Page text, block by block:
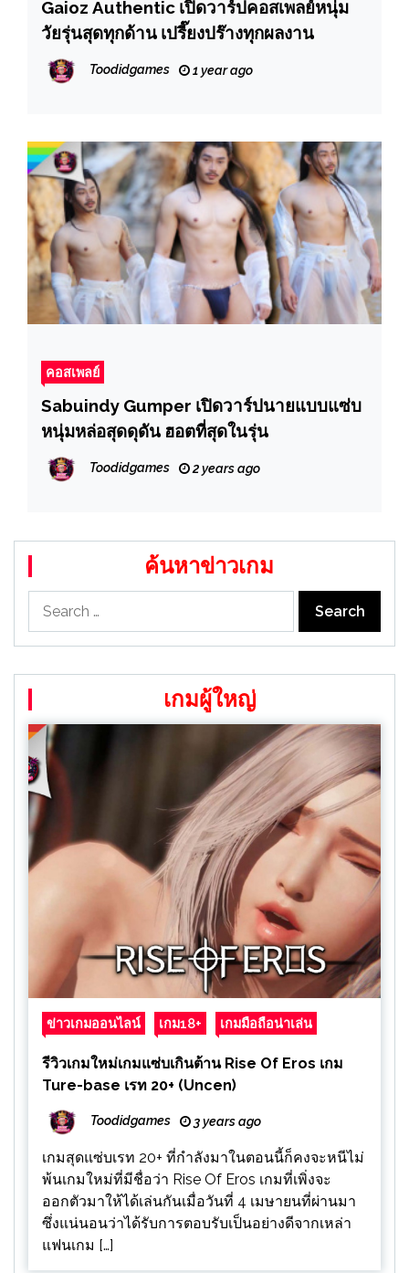
Gaioz Authentic เปิดวาร์ปคอสเพลย์หนุ่ม
วัยรุ่นสุดทุกด้าน เปรี๊ยงปร๊างทุกผลงาน
Toodidgames 1 year ago
คอสเพลย์
Sabuindy Gumper เปิดวาร์ปนายแบบแซ่บ
หนุ่มหล่อสุดดุดัน ฮอตที่สุดในรุ่น
Toodidgames 2 years ago
ค้นหาข่าวเกม
เกมผู้ใหญ่
ข่าวเกมออนไลน์ เกม18+ เกมมือถือน่าเล่น
รีวิวเกมใหม่เกมแซ่บเกินต้าน Rise Of Eros เกม
Ture-base เรท 20+ (Uncen)
Toodidgames 3 years ago
เกมสุดแซ่บเรท 20+ ที่กำลังมาในตอนนี้ก็คงจะหนีไม่
พ้นเกมใหม่ที่มีชื่อว่า Rise Of Eros เกมที่เพิ่งจะ
ออกตัวมาให้ได้เล่นกันเมื่อวันที่ 4 เมษายนที่ผ่านมา
ซึ่งแน่นอนว่าได้รับการตอบรับเป็นอย่างดีจากเหล่า
แฟนเกม […]